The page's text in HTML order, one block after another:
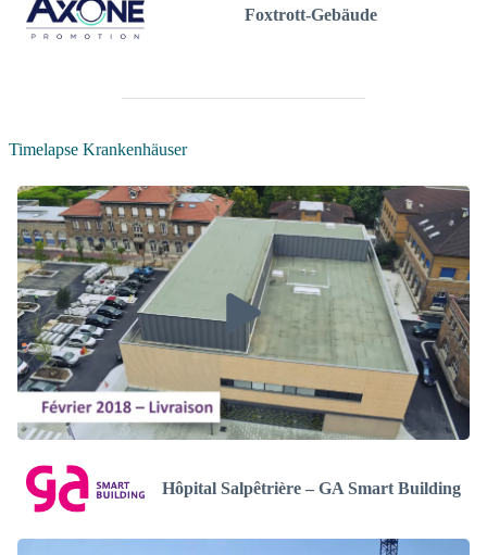
Foxtrott-Gebäude
Timelapse Krankenhäuser
Hôpital Salpêtrière – GA Smart Building